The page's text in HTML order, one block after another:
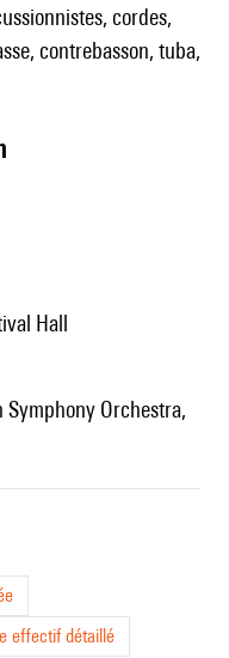
cordes,
contrebasson, tuba,
Hall
effectif détaillé